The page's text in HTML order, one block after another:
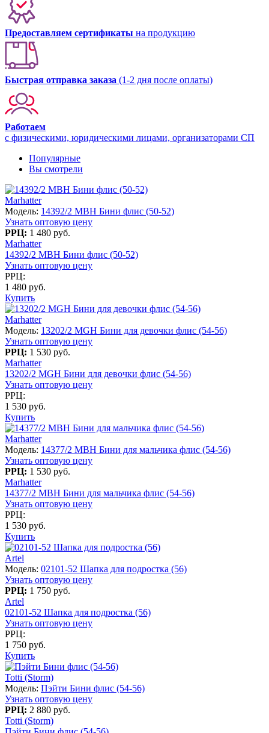
Предоставляем сертификаты на продукцию
Быстрая отправка заказа (1-2 дня после оплаты)
Работаем
с физическими, юридическими лицами, организаторами СП
Популярные
Вы смотрели
Marhatter
Модель: 14392/2 MBH Бини флис (50-52)
Узнать оптовую цену
РРЦ: 1 480 руб.
Marhatter
14392/2 MBH Бини флис (50-52)
Узнать оптовую цену
РРЦ:
1 480 руб.
Купить
Marhatter
Модель: 13202/2 MGH Бини для девочки флис (54-56)
Узнать оптовую цену
РРЦ: 1 530 руб.
Marhatter
13202/2 MGH Бини для девочки флис (54-56)
Узнать оптовую цену
РРЦ:
1 530 руб.
Купить
Marhatter
Модель: 14377/2 MBH Бини для мальчика флис (54-56)
Узнать оптовую цену
РРЦ: 1 530 руб.
Marhatter
14377/2 MBH Бини для мальчика флис (54-56)
Узнать оптовую цену
РРЦ:
1 530 руб.
Купить
Artel
Модель: 02101-52 Шапка для подростка (56)
Узнать оптовую цену
РРЦ: 1 750 руб.
Artel
02101-52 Шапка для подростка (56)
Узнать оптовую цену
РРЦ:
1 750 руб.
Купить
Totti (Storm)
Модель: Пэйти Бини флис (54-56)
Узнать оптовую цену
РРЦ: 2 880 руб.
Totti (Storm)